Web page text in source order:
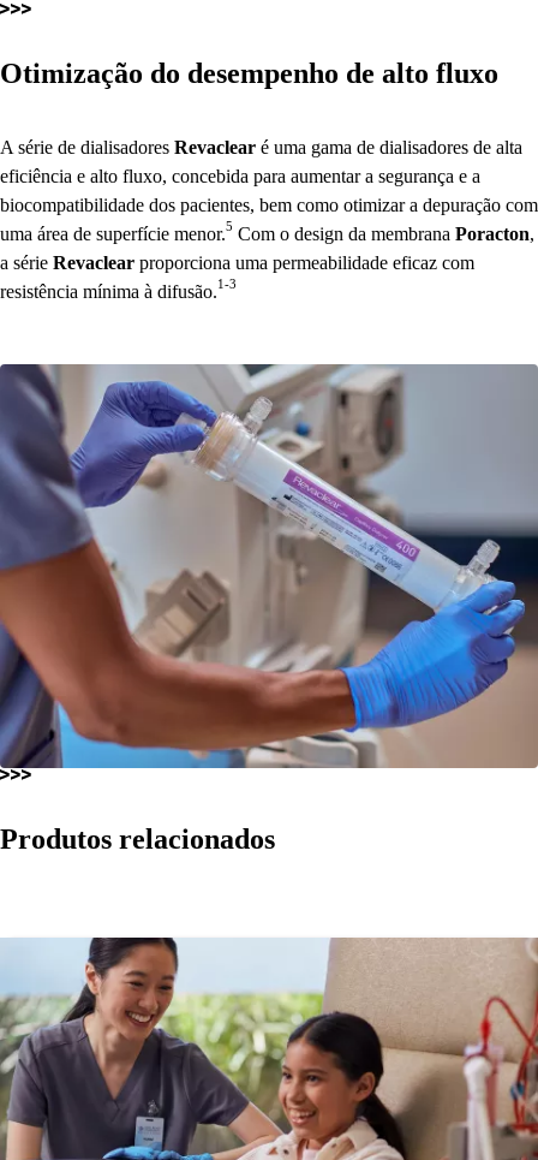
Otimização do desempenho de alto fluxo
A série de dialisadores Revaclear é uma gama de dialisadores de alta
eficiência e alto fluxo, concebida para aumentar a segurança e a
biocompatibilidade dos pacientes, bem como otimizar a depuração com
uma área de superfície menor.5 Com o design da membrana Poracton,
a série Revaclear proporciona uma permeabilidade eficaz com
resistência mínima à difusão.1-3
Produtos relacionados